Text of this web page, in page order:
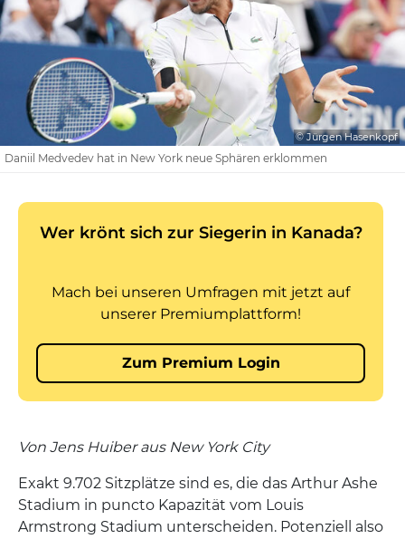
© Jürgen Hasenkopf
Daniil Medvedev hat in New York neue Sphären erklommen
Von Jens Huiber aus New York City
Exakt 9.702 Sitzplätze sind es, die das Arthur Ashe
Stadium in puncto Kapazität vom Louis
Armstrong Stadium unterscheiden. Potenziell also